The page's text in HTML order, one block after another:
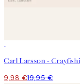
9,98 €19,95 €